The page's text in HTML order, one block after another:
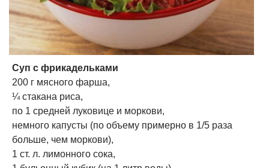
Суп с фрикадельками
200 г мясного фарша,
¼ стакана риса,
по 1 средней луковице и моркови,
немного капусты (по объему примерно в 1/5 раза
больше, чем моркови),
1 ст. л. лимонного сока,